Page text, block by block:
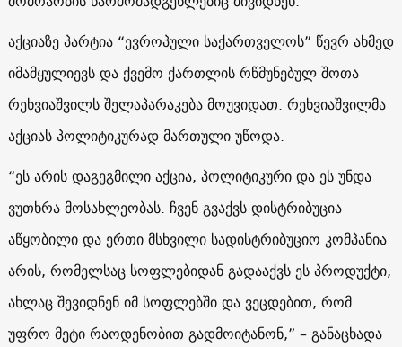
აქციაზე პარტია “ევროპული საქართველოს” წევრ ახმედ
იმამყულიევს და ქვემო ქართლის რწმუნებულ შოთა
რეხვიაშვილს შელაპარაკება მოუვიდათ. რეხვიაშვილმა
აქციას პოლიტიკურად მართული უწოდა.
“ეს არის დაგეგმილი აქცია, პოლიტიკური და ეს უნდა
ვუთხრა მოსახლეობას. ჩვენ გვაქვს დისტრიბუცია
აწყობილი და ერთი მსხვილი სადისტრიბუციო კომპანია
არის, რომელსაც სოფლებიდან გადააქვს ეს პროდუქტი,
ახლაც შევიდნენ იმ სოფლებში და ვეცდებით, რომ
უფრო მეტი რაოდენობით გადმოიტანონ,” – განაცხადა